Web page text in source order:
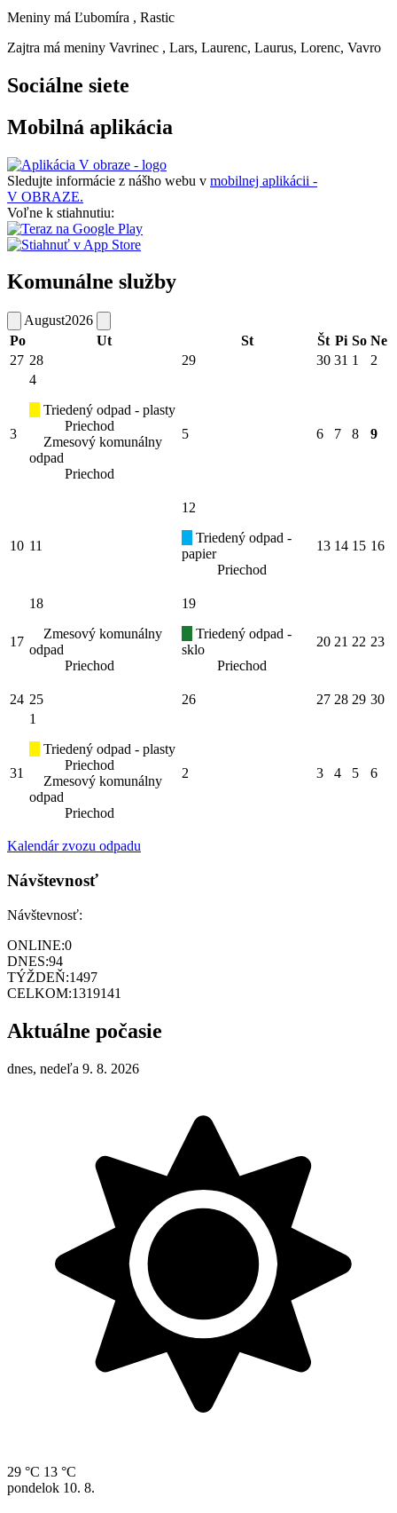
Meniny má Ľubomíra , Rastic
Zajtra má meniny Vavrinec , Lars, Laurenc, Laurus, Lorenc, Vavro
Sociálne siete
Mobilná aplikácia
Sledujte informácie z nášho webu v mobilnej aplikácii -
V OBRAZE.
Voľne k stiahnutiu:
Komunálne služby
August2026
Po
Ut St Št Pi So Ne
27 28 29 30 31 1 2
3
4
Triedený odpad - plasty
Priechod
Zmesový komunálny
odpad
Priechod
5 6 7 8 9
10 11
12
Triedený odpad -
papier
Priechod
13 14 15 16
17
18
Zmesový komunálny
odpad
Priechod
19
Triedený odpad -
sklo
Priechod
20 21 22 23
24 25 26 27 28 29 30
31
1
Triedený odpad - plasty
Priechod
Zmesový komunálny
odpad
Priechod
2 3 4 5 6
Kalendár zvozu odpadu
Návštevnosť
Návštevnosť:
ONLINE:0
DNES:94
TÝŽDEŇ:1497
CELKOM:1319141
Aktuálne počasie
dnes, nedeľa 9. 8. 2026
29 °C 13 °C
pondelok 10. 8.